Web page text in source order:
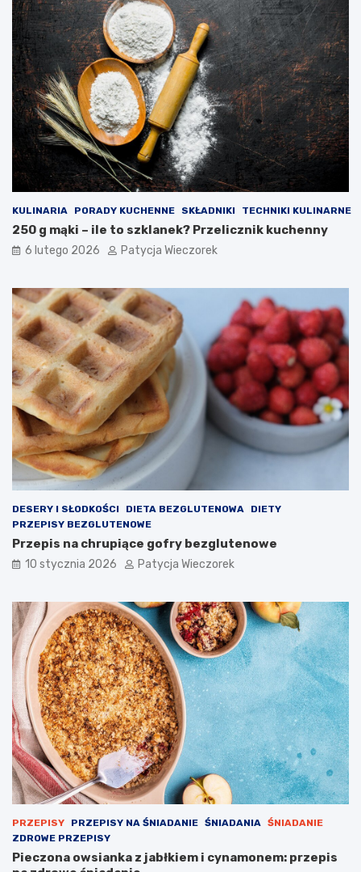
KULINARIA PORADY KUCHENNE SKŁADNIKI TECHNIKI KULINARNE
250 g mąki – ile to szklanek? Przelicznik kuchenny
6 lutego 2026 Patycja Wieczorek
DESERY I SŁODKOŚCI DIETA BEZGLUTENOWA
DIETY
PRZEPISY BEZGLUTENOWE
Przepis na chrupiące gofry bezglutenowe
10 stycznia 2026 Patycja Wieczorek
PRZEPISY PRZEPISY NA ŚNIADANIE ŚNIADANIA
ŚNIADANIE
ZDROWE PRZEPISY
Pieczona owsianka z jabłkiem i cynamonem: przepis